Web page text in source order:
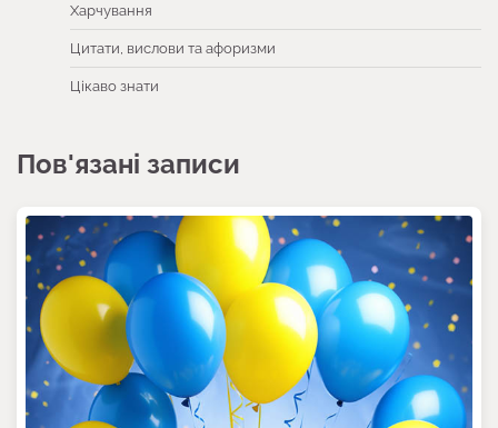
Харчування
Цитати, вислови та афоризми
Цікаво знати
Пов'язані записи